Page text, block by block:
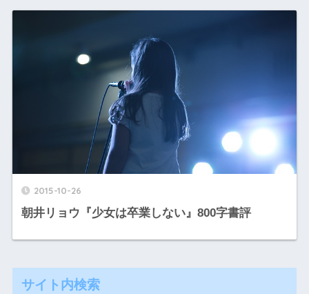
2015-10-26
朝井リョウ『少女は卒業しない』800字書評
サイト内検索